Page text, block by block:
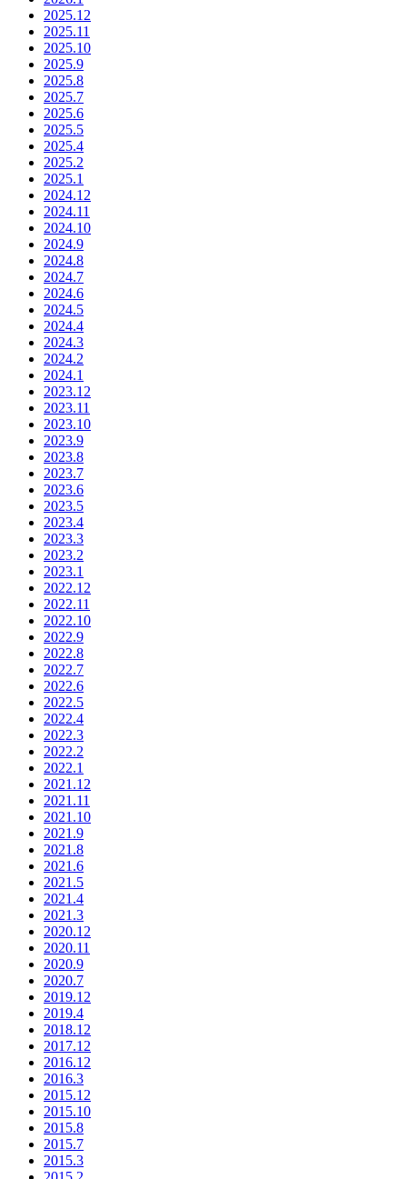
2025.12
2025.11
2025.10
2025.9
2025.8
2025.7
2025.6
2025.5
2025.4
2025.2
2025.1
2024.12
2024.11
2024.10
2024.9
2024.8
2024.7
2024.6
2024.5
2024.4
2024.3
2024.2
2024.1
2023.12
2023.11
2023.10
2023.9
2023.8
2023.7
2023.6
2023.5
2023.4
2023.3
2023.2
2023.1
2022.12
2022.11
2022.10
2022.9
2022.8
2022.7
2022.6
2022.5
2022.4
2022.3
2022.2
2022.1
2021.12
2021.11
2021.10
2021.9
2021.8
2021.6
2021.5
2021.4
2021.3
2020.12
2020.11
2020.9
2020.7
2019.12
2019.4
2018.12
2017.12
2016.12
2016.3
2015.12
2015.10
2015.8
2015.7
2015.3